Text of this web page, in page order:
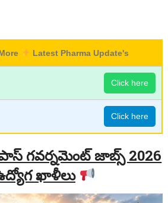
Latest Pharma Update's
Click here
Click here
గవర్నమెంట్ జాబ్స్ 2026
ఖాళీలు